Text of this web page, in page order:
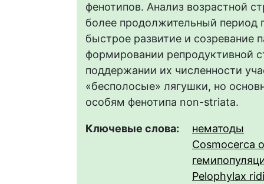
фенотипов. Анализ возрастной
более продолжительный период
быстрое развитие и созревание
формировании репродуктивной
поддержании их численности
«бесполосые» лягушки, но
особям фенотипа non-striata.
Ключевые слова:
нематоды
Cosmocerca
Pelophylax